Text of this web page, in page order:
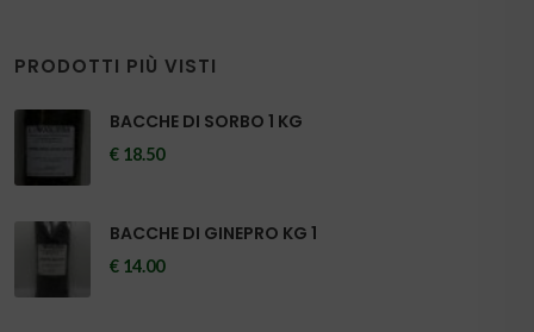
PRODOTTI PIÙ VISTI
BACCHE DI SORBO 1 KG
€ 18.50
BACCHE DI GINEPRO KG 1
€ 14.00